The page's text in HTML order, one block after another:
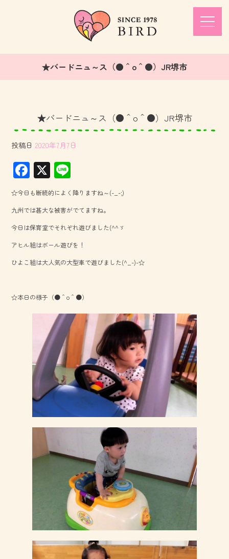
★バードニュ～ス（●＾o＾●）JR堺市
★バードニュ～ス（●＾o＾●）JR堺市
投稿日 2020年7月7日
F
ac
e
b
o
ok
X
ne
☆今日も断続的によく降りますね～(-_-;)
九州では甚大な被害がでてますね。
今日は保育室でそれぞれ遊びました(^^ゞ
アヒル組はボール遊びを！
ひよこ組は大人気の大型車で遊びました(^_-)-☆
☆本日の様子（●＾o＾●）